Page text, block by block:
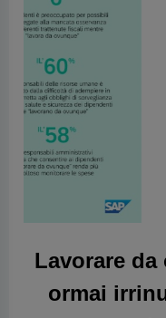
Lavorare da
ormai
I dati della
Concur: 1
settimana